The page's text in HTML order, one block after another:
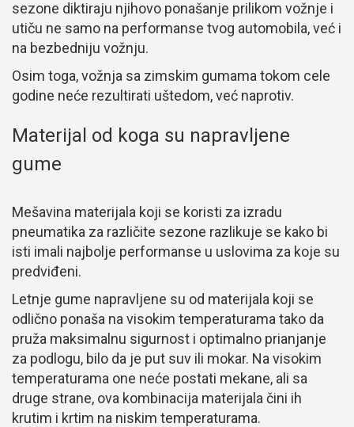
sezone diktiraju njihovo ponašanje prilikom vožnje i
utiču ne samo na performanse tvog automobila, već i
na bezbedniju vožnju.
Osim toga, vožnja sa zimskim gumama tokom cele
godine neće rezultirati uštedom, već naprotiv.
Materijal od koga su napravljene
gume
Mešavina materijala koji se koristi za izradu
pneumatika za različite sezone razlikuje se kako bi
isti imali najbolje performanse u uslovima za koje su
predviđeni.
Letnje gume napravljene su od materijala koji se
odlično ponaša na visokim temperaturama tako da
pruža maksimalnu sigurnost i optimalno prianjanje
za podlogu, bilo da je put suv ili mokar. Na visokim
temperaturama one neće postati mekane, ali sa
druge strane, ova kombinacija materijala čini ih
krutim i krtim na niskim temperaturama.